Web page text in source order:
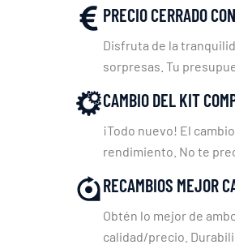
PRECIO CERRADO
Disfruta de la
sorpresas. Tu
CAMBIO DEL KIT
¡Todo nuevo! El
rendimiento. No te
RECAMBIOS MEJOR
Obtén lo mejor de
calidad/precio.